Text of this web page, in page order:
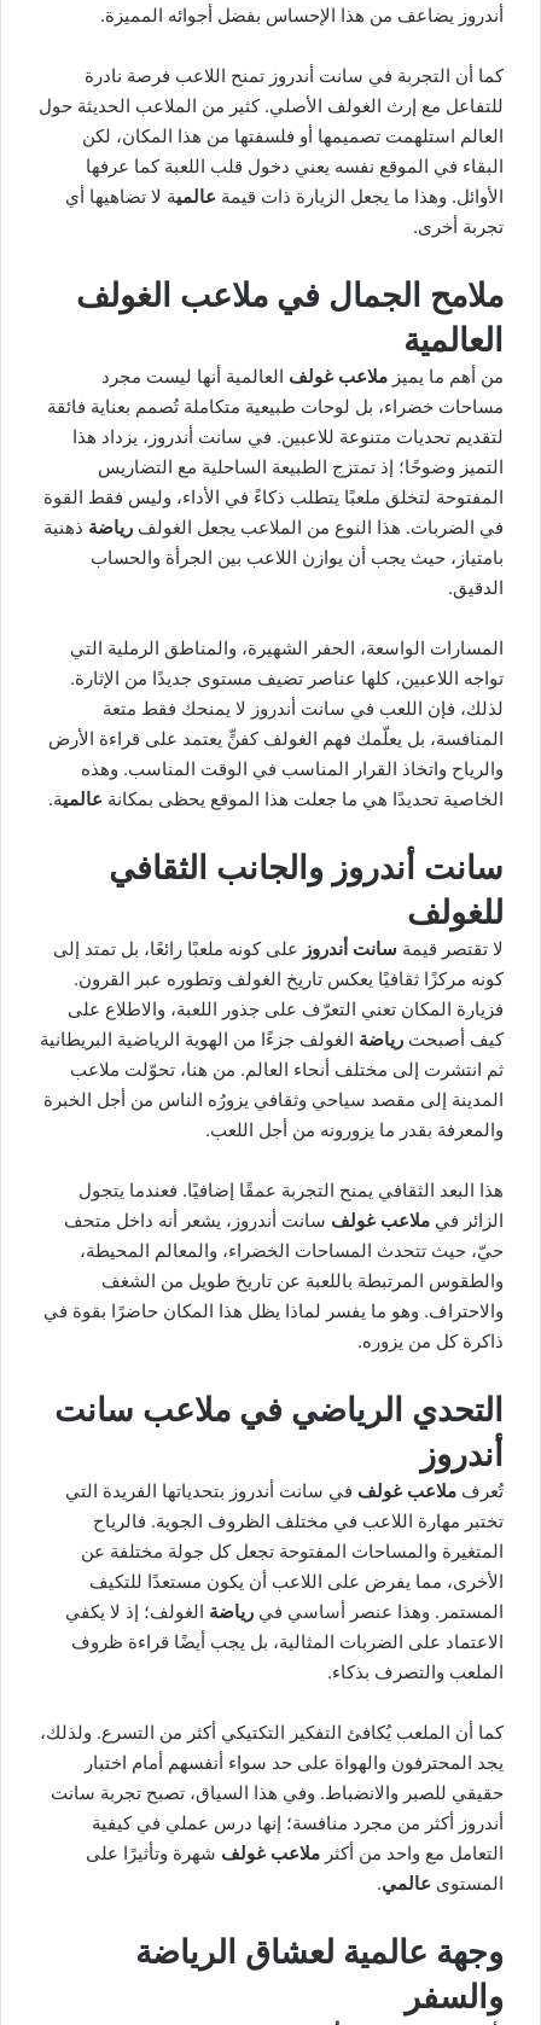
أندروز يضاعف من هذا الإحساس بفضل أجوائه المميزة.
كما أن التجربة في سانت أندروز تمنح اللاعب فرصة نادرة
للتفاعل مع إرث الغولف الأصلي. كثير من الملاعب الحديثة حول
العالم استلهمت تصميمها أو فلسفتها من هذا المكان، لكن
البقاء في الموقع نفسه يعني دخول قلب اللعبة كما عرفها
الأوائل. وهذا ما يجعل الزيارة ذات قيمة عالمية لا تضاهيها أي
تجربة أخرى.
ملامح الجمال في ملاعب الغولف
العالمية
من أهم ما يميز ملاعب غولف العالمية أنها ليست مجرد
مساحات خضراء، بل لوحات طبيعية متكاملة تُصمم بعناية فائقة
لتقديم تحديات متنوعة للاعبين. في سانت أندروز، يزداد هذا
التميز وضوحًا؛ إذ تمتزج الطبيعة الساحلية مع التضاريس
المفتوحة لتخلق ملعبًا يتطلب ذكاءً في الأداء، وليس فقط القوة
في الضربات. هذا النوع من الملاعب يجعل الغولف رياضة ذهنية
بامتياز، حيث يجب أن يوازن اللاعب بين الجرأة والحساب
الدقيق.
المسارات الواسعة، الحفر الشهيرة، والمناطق الرملية التي
تواجه اللاعبين، كلها عناصر تضيف مستوى جديدًا من الإثارة.
لذلك، فإن اللعب في سانت أندروز لا يمنحك فقط متعة
المنافسة، بل يعلّمك فهم الغولف كفنٍّ يعتمد على قراءة الأرض
والرياح واتخاذ القرار المناسب في الوقت المناسب. وهذه
الخاصية تحديدًا هي ما جعلت هذا الموقع يحظى بمكانة عالمية.
سانت أندروز والجانب الثقافي
للغولف
لا تقتصر قيمة سانت أندروز على كونه ملعبًا رائعًا، بل تمتد إلى
كونه مركزًا ثقافيًا يعكس تاريخ الغولف وتطوره عبر القرون.
فزيارة المكان تعني التعرّف على جذور اللعبة، والاطلاع على
كيف أصبحت رياضة الغولف جزءًا من الهوية الرياضية البريطانية
ثم انتشرت إلى مختلف أنحاء العالم. من هنا، تحوّلت ملاعب
المدينة إلى مقصد سياحي وثقافي يزورُه الناس من أجل الخبرة
والمعرفة بقدر ما يزورونه من أجل اللعب.
هذا البعد الثقافي يمنح التجربة عمقًا إضافيًا. فعندما يتجول
الزائر في ملاعب غولف سانت أندروز، يشعر أنه داخل متحف
حيّ، حيث تتحدث المساحات الخضراء، والمعالم المحيطة،
والطقوس المرتبطة باللعبة عن تاريخ طويل من الشغف
والاحتراف. وهو ما يفسر لماذا يظل هذا المكان حاضرًا بقوة في
ذاكرة كل من يزوره.
التحدي الرياضي في ملاعب سانت
أندروز
تُعرف ملاعب غولف في سانت أندروز بتحدياتها الفريدة التي
تختبر مهارة اللاعب في مختلف الظروف الجوية. فالرياح
المتغيرة والمساحات المفتوحة تجعل كل جولة مختلفة عن
الأخرى، مما يفرض على اللاعب أن يكون مستعدًا للتكيف
المستمر. وهذا عنصر أساسي في رياضة الغولف؛ إذ لا يكفي
الاعتماد على الضربات المثالية، بل يجب أيضًا قراءة ظروف
الملعب والتصرف بذكاء.
كما أن الملعب يُكافئ التفكير التكتيكي أكثر من التسرع. ولذلك،
يجد المحترفون والهواة على حد سواء أنفسهم أمام اختبار
حقيقي للصبر والانضباط. وفي هذا السياق، تصبح تجربة سانت
أندروز أكثر من مجرد منافسة؛ إنها درس عملي في كيفية
التعامل مع واحد من أكثر ملاعب غولف شهرة وتأثيرًا على
المستوى عالمي.
وجهة عالمية لعشاق الرياضة
والسفر